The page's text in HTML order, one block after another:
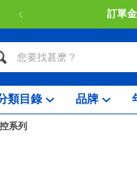
訂單
類目錄 品牌
系列